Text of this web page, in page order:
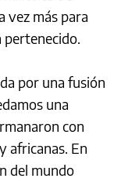
vez más para
pertenecido.
por una fusión
una
con
africanas. En
del mundo